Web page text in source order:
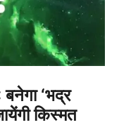
‘भद्र
किस्मत